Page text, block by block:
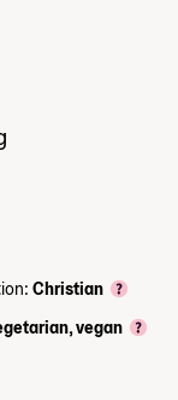
Christian
vegan